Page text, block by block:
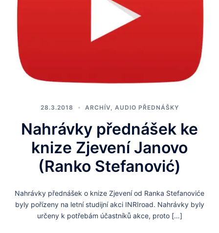
28.3.2018 ARCHÍV, AUDIO PŘEDNÁŠKY
Nahrávky přednášek ke
knize Zjevení Janovo
(Ranko Stefanović)
Nahrávky přednášek o knize Zjevení od Ranka Stefanoviće
byly pořízeny na letní studijní akci INRIroad. Nahrávky byly
určeny k potřebám účastníků akce, proto […]